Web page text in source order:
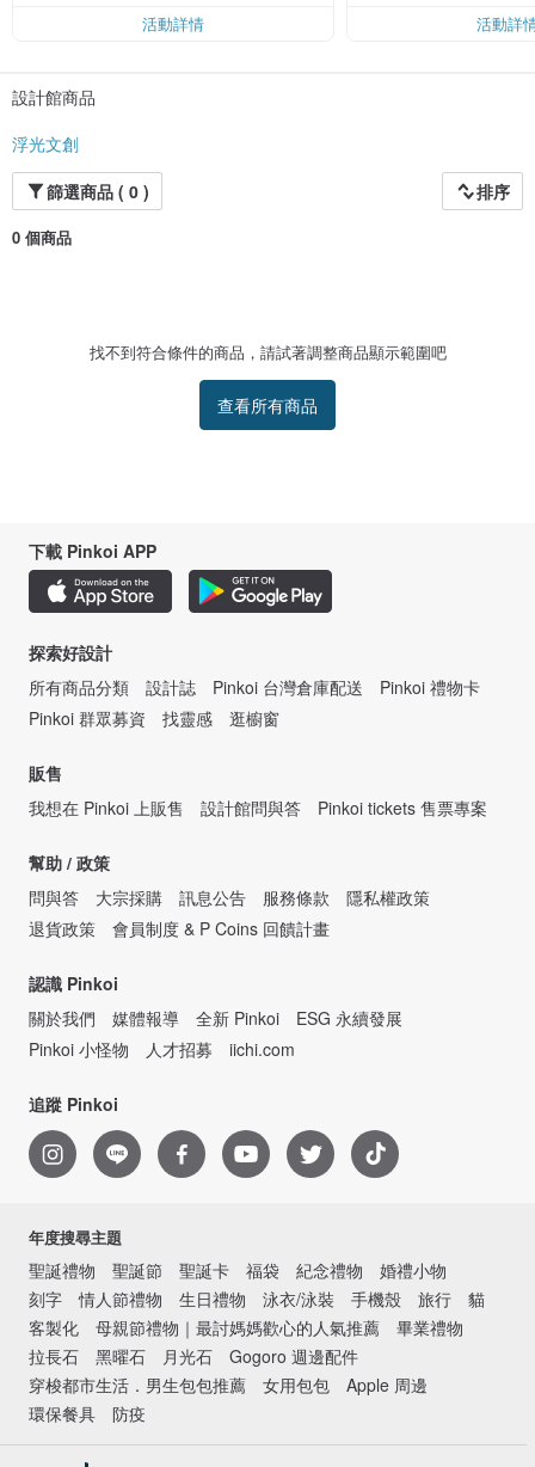
活動詳情 活動詳
設計館商品
浮光文創
篩選商品 ( 0 )
排序
0 個商品
找不到符合條件的商品，請試著調整商品顯示範圍吧
查看所有商品
下載 Pinkoi APP
探索好設計
所有商品分類
設計誌 Pinkoi 台灣倉庫配送
Pinkoi 禮物卡
Pinkoi 群眾募資
找靈感 逛櫥窗
販售
我想在 Pinkoi 上販售
設計館問與答 Pinkoi tickets 售票專案
幫助 / 政策
問與答
大宗採購 訊息公告 服務條款
隱私權政策
退貨政策
會員制度 & P Coins 回饋計畫
認識 Pinkoi
關於我們
媒體報導 全新 Pinkoi
ESG 永續發展
Pinkoi 小怪物
人才招募 iichi.com
追蹤 Pinkoi
年度搜尋主題
聖誕禮物 聖誕節 聖誕卡 福袋 紀念禮物
婚禮小物
刻字
情人節禮物 生日禮物 泳衣/泳裝 手機殼 旅行
貓
客製化
母親節禮物｜最討媽媽歡心的人氣推薦
畢業禮物
拉長石
黑曜石 月光石
Gogoro 週邊配件
穿梭都市生活．男生包包推薦
女用包包
Apple 周邊
環保餐具
防疫